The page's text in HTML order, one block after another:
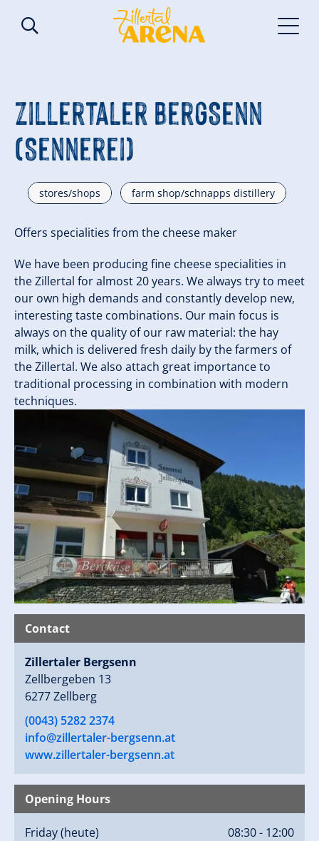
Zillertaler BergSenn
(Sennerei)
stores/shops farm shop/schnapps distillery
Offers specialities from the cheese maker
We have been producing fine cheese specialities in
the Zillertal for almost 20 years. We always try to meet
our own high demands and constantly develop new,
interesting taste combinations. Our main focus is
always on the quality of our raw material: the hay
milk, which is delivered fresh daily by the farmers of
the Zillertal. We also attach great importance to
traditional processing in combination with modern
techniques.
Contact
Zillertaler Bergsenn
Zellbergeben 13
6277 Zellberg
(0043) 5282 2374
info@zillertaler-bergsenn.at
www.zillertaler-bergsenn.at
Opening Hours
Friday(heute) 08:30 - 12:00